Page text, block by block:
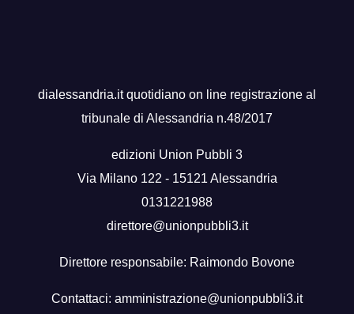
dialessandria.it quotidiano on line registrazione al
tribunale di Alessandria n.48/2017
edizioni Union Pubbli 3
Via Milano 122 - 15121 Alessandria
0131221988
direttore@unionpubbli3.it
Direttore responsabile: Raimondo Bovone
Contattaci: amministrazione@unionpubbli3.it